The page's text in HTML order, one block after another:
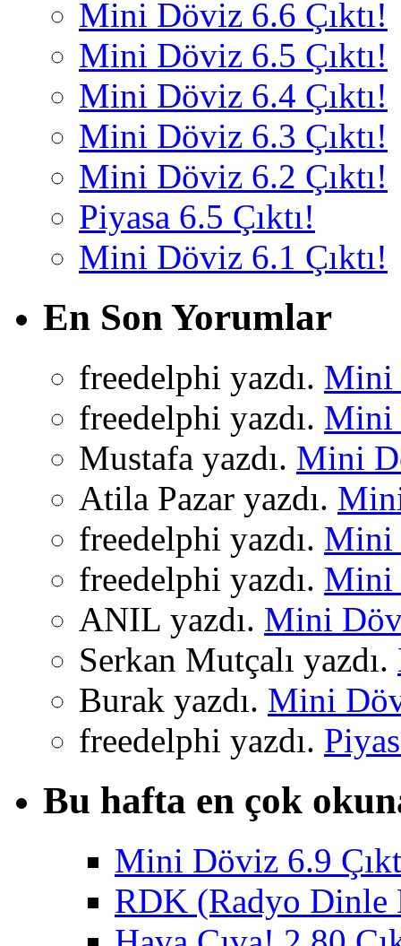
Mini Döviz 6.6 Çıktı!
Mini Döviz 6.5 Çıktı!
Mini Döviz 6.4 Çıktı!
Mini Döviz 6.3 Çıktı!
Mini Döviz 6.2 Çıktı!
Piyasa 6.5 Çıktı!
Mini Döviz 6.1 Çıktı!
En Son Yorumlar
freedelphi yazdı. Mini
freedelphi yazdı. Mini
Mustafa yazdı. Mini
Atila Pazar yazdı.
freedelphi yazdı. Mini
freedelphi yazdı. Mini
ANIL yazdı. Mini
Serkan Mutçalı yazdı.
Burak yazdı. Mini
freedelphi yazdı.
Bu hafta en çok
Mini Döviz 6.9
RDK (Radyo Dinle